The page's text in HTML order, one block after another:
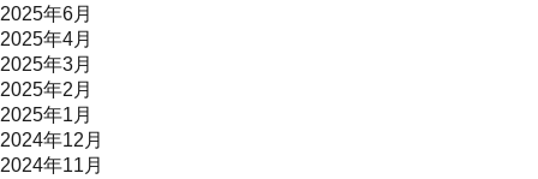
2025年6月
2025年4月
2025年3月
2025年2月
2025年1月
2024年12月
2024年11月